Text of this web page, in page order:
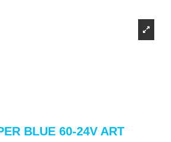
BLUE 60-24V ART